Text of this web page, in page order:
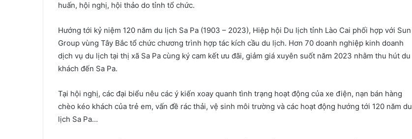
huấn, hội nghị, hội thảo do tỉnh tổ chức.
Hướng tới kỷ niệm 120 năm du lịch Sa Pa (1903 – 2023), Hiệp hội Du lịch tỉnh Lào Cai phối hợp với Sun
Group vùng Tây Bắc tổ chức chương trình hợp tác kích cầu du lịch. Hơn 70 doanh nghiệp kinh doanh
dịch vụ du lịch tại thị xã Sa Pa cùng ký cam kết ưu đãi, giảm giá xuyên suốt năm 2023 nhằm thu hút du
khách đến Sa Pa.
Tại hội nghị, các đại biểu nêu các ý kiến xoay quanh tình trạng hoạt động của xe điện, nạn bán hàng
chèo kéo khách của trẻ em, vấn đề rác thải, vệ sinh môi trường và các hoạt động hướng tới 120 năm du
lịch Sa Pa…